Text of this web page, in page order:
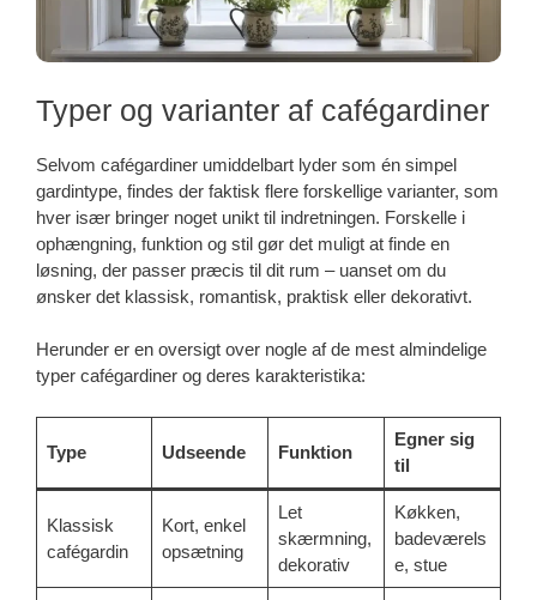
Typer og varianter af cafégardiner
Selvom cafégardiner umiddelbart lyder som én simpel
gardintype, findes der faktisk flere forskellige varianter, som
hver især bringer noget unikt til indretningen. Forskelle i
ophængning, funktion og stil gør det muligt at finde en
løsning, der passer præcis til dit rum – uanset om du
ønsker det klassisk, romantisk, praktisk eller dekorativt.
Herunder er en oversigt over nogle af de mest almindelige
typer cafégardiner og deres karakteristika:
Type Udseende Funktion
Egner sig
til
Klassisk
cafégardin
Kort, enkel
opsætning
Let
skærmning,
dekorativ
Køkken,
badeværels
e, stue